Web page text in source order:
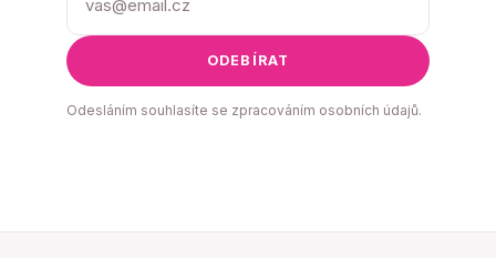
ODEBÍRAT
Odesláním souhlasíte se zpracováním osobních údajů.